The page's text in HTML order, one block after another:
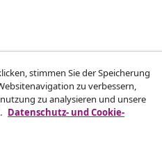
stimmen Sie der Speicherung
zu verbessern,
zu analysieren und unsere
Datenschutz- und Cookie-